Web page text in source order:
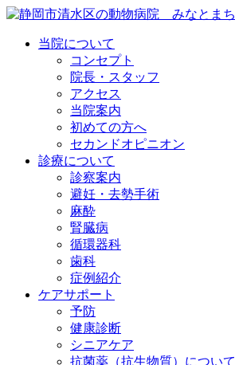
当院について
コンセプト
院長・スタッフ
アクセス
当院案内
初めての方へ
セカンドオピニオン
診療について
診察案内
避妊・去勢手術
麻酔
腎臓病
循環器科
歯科
症例紹介
ケアサポート
予防
健康診断
シニアケア
抗菌薬（抗生物質）について